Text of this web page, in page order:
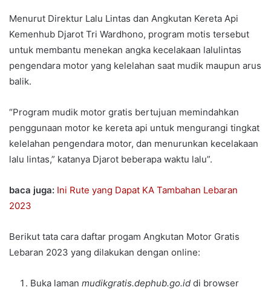
Menurut Direktur Lalu Lintas dan Angkutan Kereta Api
Kemenhub Djarot Tri Wardhono, program motis tersebut
untuk membantu menekan angka kecelakaan lalulintas
pengendara motor yang kelelahan saat mudik maupun arus
balik.
“Program mudik motor gratis bertujuan memindahkan
penggunaan motor ke kereta api untuk mengurangi tingkat
kelelahan pengendara motor, dan menurunkan kecelakaan
lalu lintas,” katanya Djarot beberapa waktu lalu”.
baca juga: Ini Rute yang Dapat KA Tambahan Lebaran
2023
Berikut tata cara daftar progam Angkutan Motor Gratis
Lebaran 2023 yang dilakukan dengan online:
Buka laman mudikgratis.dephub.go.id di browser